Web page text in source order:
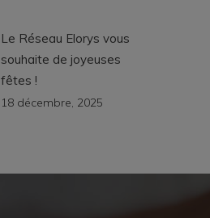
Le Réseau Elorys vous
souhaite de joyeuses
fêtes !
18 décembre, 2025